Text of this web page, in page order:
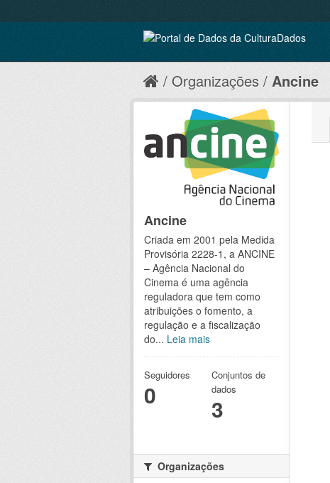
Organizações Ancine
Ancine
Criada em 2001 pela Medida
Provisória 2228-1, a ANCINE
– Agência Nacional do
Cinema é uma agência
reguladora que tem como
atribuições o fomento, a
regulação e a fiscalização
do... Leia mais
Seguidores
0
Conjuntos de
dados
3
Organizações